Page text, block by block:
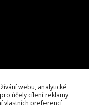
webu, analytické
účely cílení reklamy
vlastních preferencí